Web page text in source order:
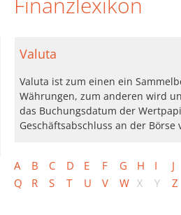
A B C D E F G H I J
Q
R S T U V W X Y Z
Valuta
Valuta ist zum einen ein
Währungen, zum anderen wird
das Buchungsdatum der
Geschäftsabschluss an der Börse